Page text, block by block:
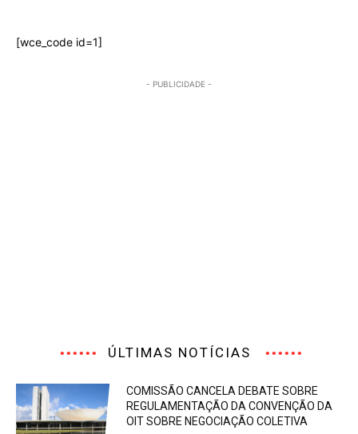
[wce_code id=1]
- PUBLICIDADE -
ÚLTIMAS NOTÍCIAS
COMISSÃO CANCELA DEBATE SOBRE
REGULAMENTAÇÃO DA CONVENÇÃO DA
OIT SOBRE NEGOCIAÇÃO COLETIVA